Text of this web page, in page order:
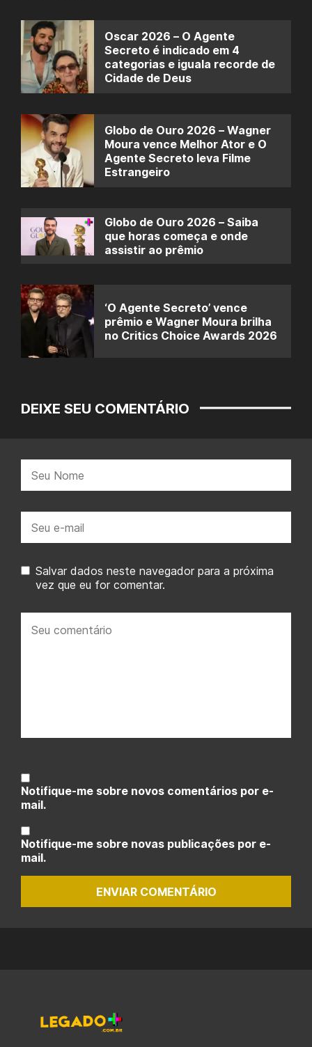
Oscar 2026 – O Agente
Secreto é indicado em 4
categorias e iguala recorde de
Cidade de Deus
Globo de Ouro 2026 – Wagner
Moura vence Melhor Ator e O
Agente Secreto leva Filme
Estrangeiro
Globo de Ouro 2026 – Saiba
que horas começa e onde
assistir ao prêmio
‘O Agente Secreto’ vence
prêmio e Wagner Moura brilha
no Critics Choice Awards 2026
DEIXE SEU COMENTÁRIO
mail:
Salvar dados neste navegador para a próxima
vez que eu for comentar.
comentário:
Notifique-me sobre novos comentários por e-
mail.
Notifique-me sobre novas publicações por e-
mail.
ENVIAR COMENTÁRIO